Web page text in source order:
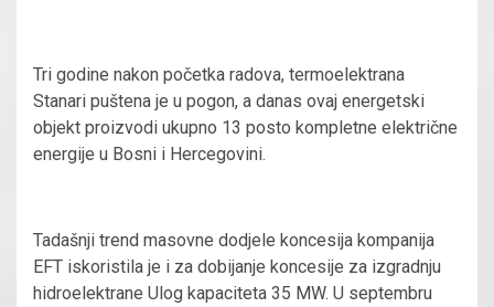
Tri godine nakon početka radova, termoelektrana
Stanari puštena je u pogon, a danas ovaj energetski
objekt proizvodi ukupno 13 posto kompletne električne
energije u Bosni i Hercegovini.
Tadašnji trend masovne dodjele koncesija kompanija
EFT iskoristila je i za dobijanje koncesije za izgradnju
hidroelektrane Ulog kapaciteta 35 MW. U septembru